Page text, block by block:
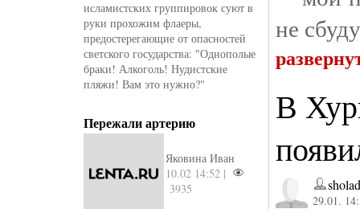
исламистских группировок суют в
руки прохожим флаеры,
предостерегающие от опасностей
светского государства: "Однополые
браки! Алкоголь! Нудистские
пляжи! Вам это нужно?"
Пережали артерию
Яковина Иван
10.02 14:52 |
3935
не
В
29.01.